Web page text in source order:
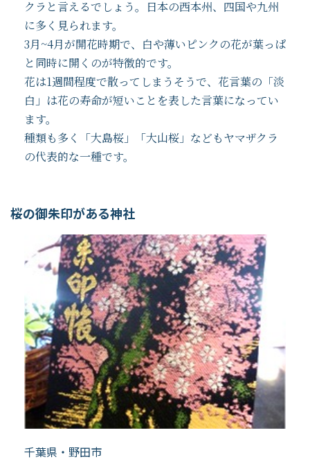
クラと言えるでしょう。日本の西本州、四国や九州
に多く見られます。
3月~4月が開花時期で、白や薄いピンクの花が葉っぱ
と同時に開くのが特徴的です。
花は1週間程度で散ってしまうそうで、花言葉の「淡
白」は花の寿命が短いことを表した言葉になってい
ます。
種類も多く「大島桜」「大山桜」などもヤマザクラ
の代表的な一種です。
桜の御朱印がある神社
千葉県・野田市